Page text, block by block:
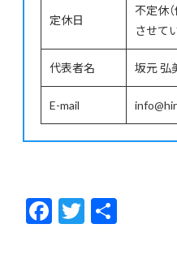
定休日
不定休
させて
代表者名 坂元 弘
E-mail
F
ac
T
w